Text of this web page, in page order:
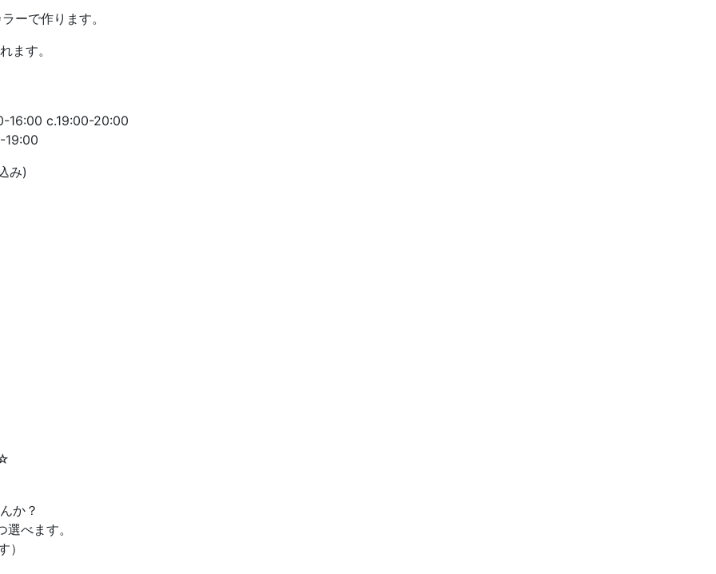
ーで作ります。
ます。
16:00 c.19:00-20:00
19:00
み)
か？
べます。